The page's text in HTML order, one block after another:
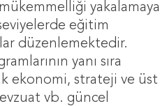
yakalamaya
eğitim
düzenlemektedir.
yanı sıra
ekonomi, strateji ve üst
vb. güncel